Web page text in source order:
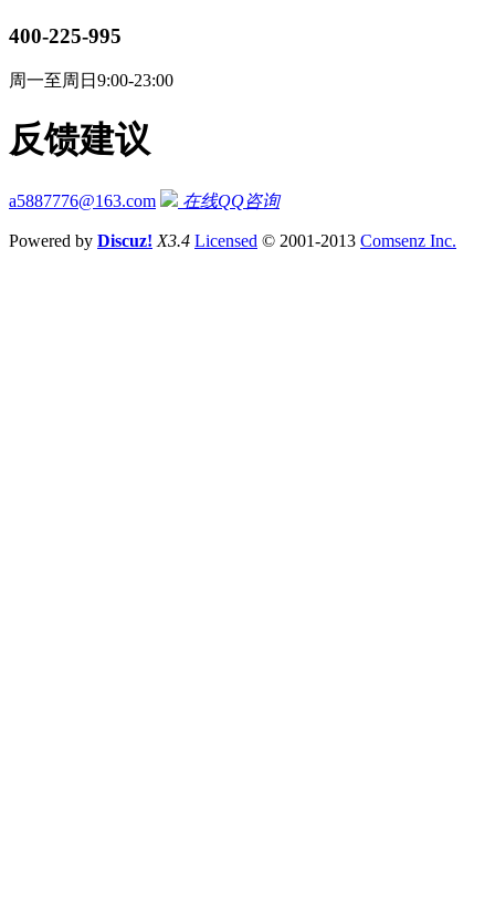
400-225-995
周一至周日9:00-23:00
反馈建议
a5887776@163.com 在线QQ咨询
Powered by Discuz! X3.4 Licensed © 2001-2013 Comsenz Inc.